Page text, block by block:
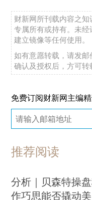
财新网所刊载内容之
专属所有或持有。未
建立镜像等任何使用。
如有意愿转载，请发邮
确认及授权后，方可转
免费订阅财新网主编
推荐阅读
分析｜贝森特操
作巧思能否撬动